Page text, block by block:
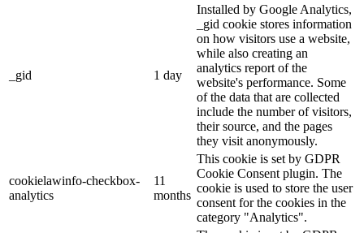
_gid 1 day
Installed by Google Analytics,
_gid cookie stores information
on how visitors use a website,
while also creating an
analytics report of the
website's performance. Some
of the data that are collected
include the number of visitors,
their source, and the pages
they visit anonymously.
cookielawinfo-checkbox-
analytics
11
months
This cookie is set by GDPR
Cookie Consent plugin. The
cookie is used to store the user
consent for the cookies in the
category "Analytics".